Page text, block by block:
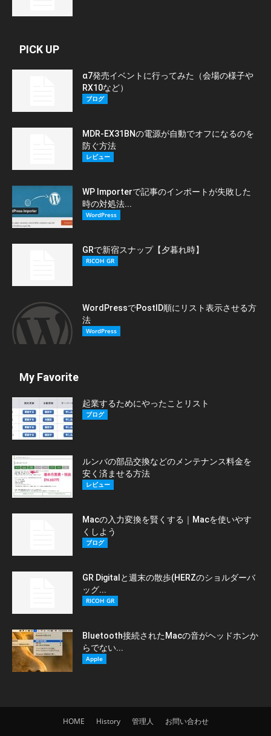
PICK UP
α7発売イベントに行ってみた（会場の様子や
RX10など）
ブログ
MDR-EX31BNの電源が自動でオフになるのを
防ぐ方法
レビュー
WP Importerで記事のインポートが失敗した
時の対処法...
WordPress
GRで新宿スナップ【夕暮れ時】
RICOH GR
WordPressでPostID順にリスト表示させる方
法
WordPress
My Favorite
起業するためにやったことリスト
ブログ
ルンバの部品交換などのメンテナンス料金を
安く済ませる方法
レビュー
Macの入力変換を賢くする｜Macを使いやす
くしよう
ブログ
GR Digitalと週末の散歩(HERZのショルダーバ
ッグ...
RICOH GR
Bluetooth接続されたMacの音がヘッドホンか
らでない...
Apple
HOME History 管理人 お問い合わせ